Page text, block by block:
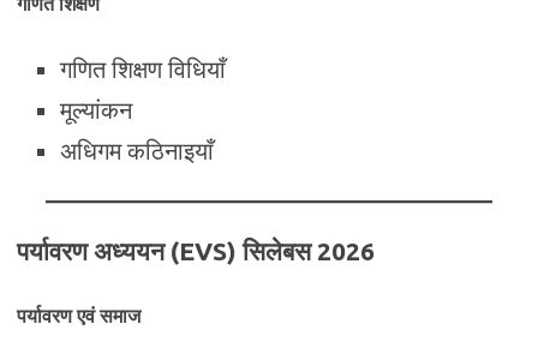
गणित शिक्षण विधियाँ
मूल्यांकन
अधिगम कठिनाइयाँ
पर्यावरण अध्ययन (EVS) सिलेबस 2026
पर्यावरण एवं समाज